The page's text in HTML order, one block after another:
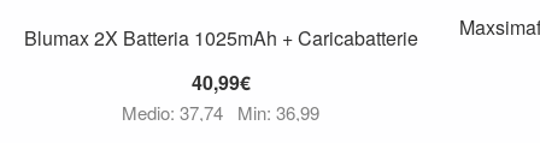
Blumax 2X Batteria 1025mAh + Caricabatterie
40,99€
Medio: 37,74 Min: 36,99